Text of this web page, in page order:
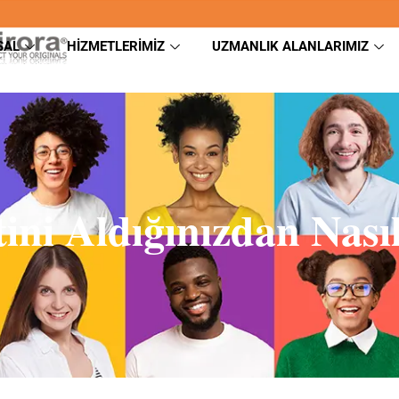
HIZMETLERIMIZ UZMANLIK ALANLARIMIZ
Aldığınızdan